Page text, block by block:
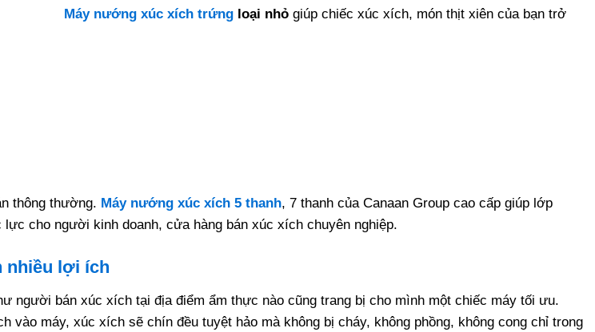
Máy nướng xúc xích trứng loại nhỏ giúp chiếc xúc xích, món thịt xiên của bạn trở
thông thường. Máy nướng xúc xích 5 thanh, 7 thanh của Canaan Group cao cấp giúp lớp
cho người kinh doanh, cửa hàng bán xúc xích chuyên nghiệp.
nhiều lợi ích
người bán xúc xích tại địa điểm ẩm thực nào cũng trang bị cho mình một chiếc máy tối ưu.
vào máy, xúc xích sẽ chín đều tuyệt hảo mà không bị cháy, không phồng, không cong chỉ trong